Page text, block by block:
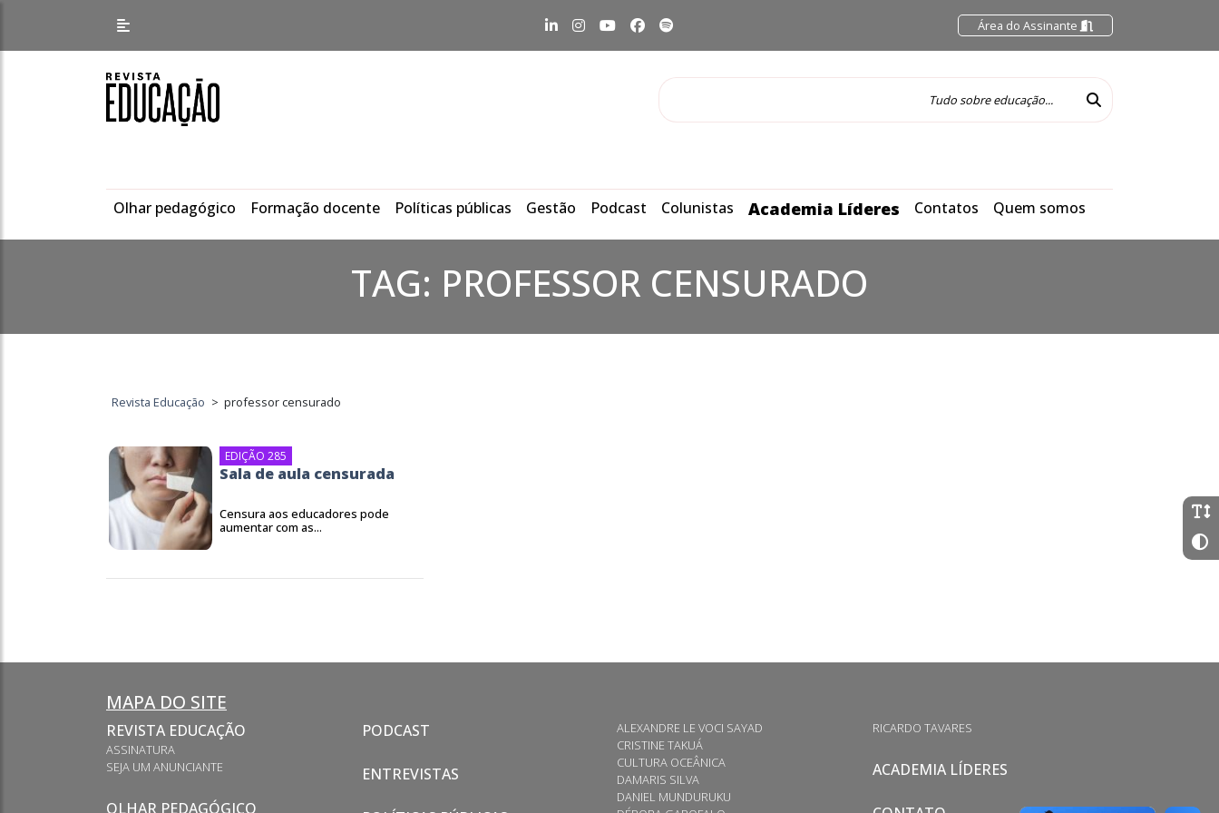
Área do Assinante
Olhar pedagógico Formação docente Políticas públicas Gestão Podcast Colunistas Academia Líderes Contatos Quem somos
TAG: PROFESSOR CENSURADO
Revista Educação > professor censurado
EDIÇÃO 285
Sala de aula censurada
Censura aos educadores pode
aumentar com as...
MAPA DO SITE
REVISTA EDUCAÇÃO
ASSINATURA
SEJA UM ANUNCIANTE
OLHAR PEDAGÓGICO
PODCAST
ENTREVISTAS
ALEXANDRE LE VOCI SAYAD
CRISTINE TAKUÁ
CULTURA OCEÂNICA
DAMARIS SILVA
DANIEL MUNDURUKU
RICARDO TAVARES
ACADEMIA LÍDERES